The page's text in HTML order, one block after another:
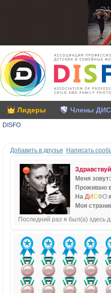
Лидеры Члены
DISFO
Добавить в друзья Написать
Меня зовут:
Проживаю
На ДИСФО
Моя
Последний раз я был(а) здесь